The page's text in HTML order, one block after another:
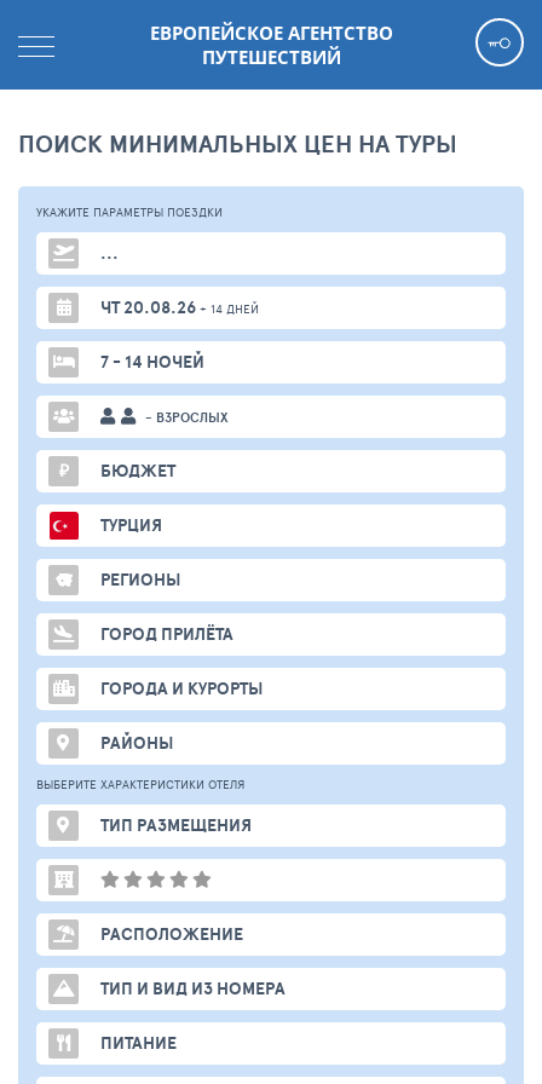
ЕВРОПЕЙСКОЕ АГЕНТСТВО
ПУТЕШЕСТВИЙ
ПОИСК МИНИМАЛЬНЫХ ЦЕН НА ТУРЫ
УКАЖИТЕ ПАРАМЕТРЫ ПОЕЗДКИ
...
ЧТ 20.08.26 + 14 ДНЕЙ
7 - 14 НОЧЕЙ
- ВЗРОСЛЫХ
₽ БЮДЖЕТ
ТУРЦИЯ
РЕГИОНЫ
ГОРОД ПРИЛЁТА
ГОРОДА И КУРОРТЫ
РАЙОНЫ
ВЫБЕРИТЕ ХАРАКТЕРИСТИКИ ОТЕЛЯ
ТИП РАЗМЕЩЕНИЯ
РАСПОЛОЖЕНИЕ
ТИП И ВИД ИЗ НОМЕРА
ПИТАНИЕ